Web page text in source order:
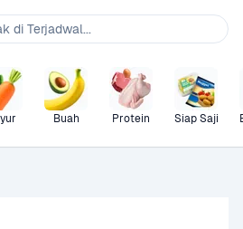
Buah Protein Siap Saji
di Terjadwal...